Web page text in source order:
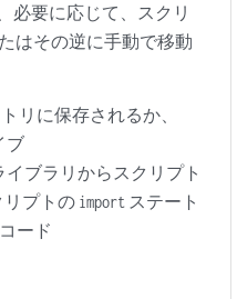
必要に応じて、スクリ
はその逆に手動で移動
リに保存されるか、
ブ
ブラリからスクリプト
リプトの import ステート
ード